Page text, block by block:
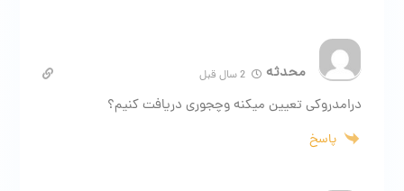
محدثه
درامدروکی تعیین میکنه وچجوری دریافت کنیم؟
پاسخ